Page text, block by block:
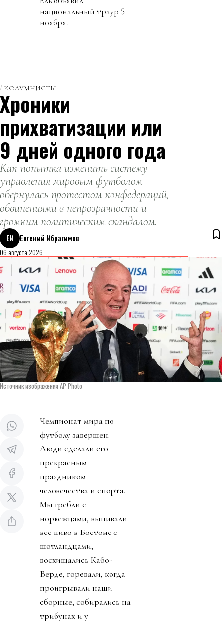
национальный траур 5
ноября.
КОЛУМНИСТЫ
Хроники
прихватизации или
9 дней одного года
Как попытка изменить систему
управления мировым футболом
обернулась протестом конфедераций,
обвинениями в непрозрачности и
громким политическим скандалом.
ЕИ
Евгений Ибрагимов
06 августа 2026
Источник изображения AP Photo
Чемпионат мира по
футболу завершен.
Люди сделали его
прекрасным
праздником
человечества и спорта.
Мы гребли с
норвежцами, выпивали
все пиво в Бостоне с
шотландцами,
восхищались Кабо-
Верде, горевали, когда
проигрывали наши
сборные, собирались на
трибунах и у